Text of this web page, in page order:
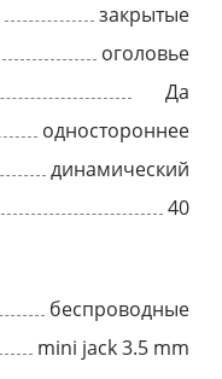
закрытые
оголовье
Да
одностороннее
динамический
40
беспроводные
mini jack 3.5 mm